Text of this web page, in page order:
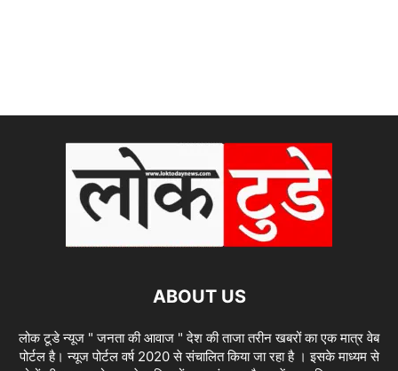
ABOUT US
लोक टूडे न्यूज " जनता की आवाज " देश की ताजा तरीन खबरों का एक मात्र वेब
पोर्टल है। न्यूज पोर्टल वर्ष 2020 से संचालित किया जा रहा है । इसके माध्यम से